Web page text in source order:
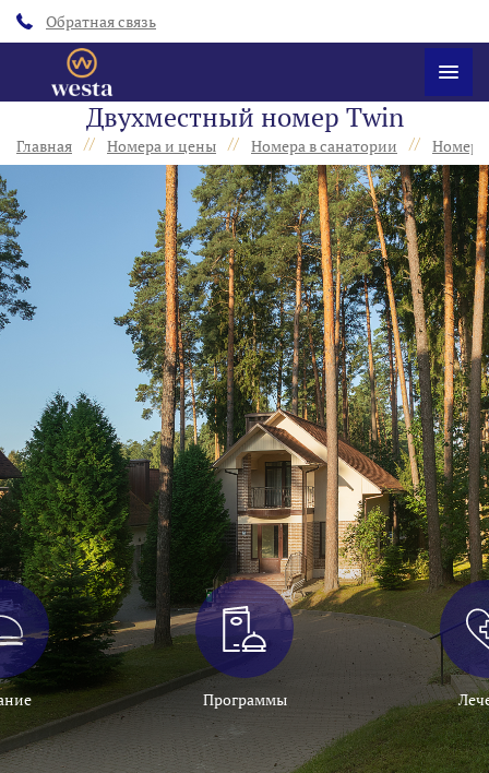
Обратная связь
Двухместный номер Twin
Главная // Номера и цены // Номера в санатории // Номера
Программы